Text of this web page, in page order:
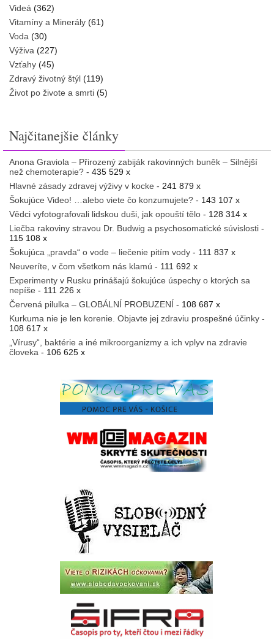
Videá (362)
Vitamíny a Minerály (61)
Voda (30)
Výživa (227)
Vzťahy (45)
Zdravý životný štýl (119)
Život po živote a smrti (5)
Najčitanejšie články
Anona Graviola – Přirozený zabiják rakovinných buněk – Silnější
než chemoterapie? - 435 529 x
Hlavné zásady zdravej výživy v kocke - 241 879 x
Šokujúce Video! …alebo viete čo konzumujete? - 143 107 x
Vědci vyfotografovali lidskou duši, jak opouští tělo - 128 314 x
Liečba rakoviny stravou Dr. Budwig a psychosomatické súvislosti -
115 108 x
Šokujúca „pravda“ o vode – liečenie pitím vody - 111 837 x
Neuveríte, v čom všetkom nás klamú - 111 692 x
Experimenty v Rusku prinášajú šokujúce úspechy o ktorých sa
nepíše - 111 226 x
Červená pilulka – GLOBÁLNÍ PROBUZENÍ - 108 687 x
Kurkuma nie je len korenie. Objavte jej zdraviu prospešné účinky -
108 617 x
„Vírusy“, baktérie a iné mikroorganizmy a ich vplyv na zdravie
človeka - 106 625 x